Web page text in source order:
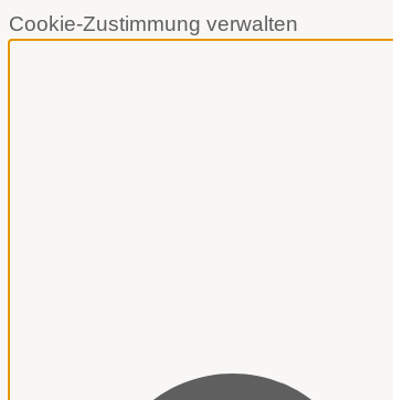
Cookie-Zustimmung verwalten